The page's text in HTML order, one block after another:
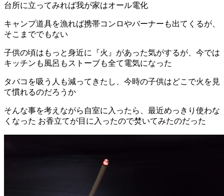
台所に立ってみれば我が家はオール電化
キャンプ道具を漁れば携帯コンロやバーナーも出てくるが、
そこまででもない
子供の頃はもっと身近に『火』があった気がするが、今では
キッチンも風呂もストーブも全て電気になった
タバコを吸う人も減ってきたし、今時の子供はどこで火を見
て慣れるのだろうか
そんな事を考えながら自室に入ったら、最近めっきり使わな
くなった お香立てが目に入ったので焚いてみたのだった